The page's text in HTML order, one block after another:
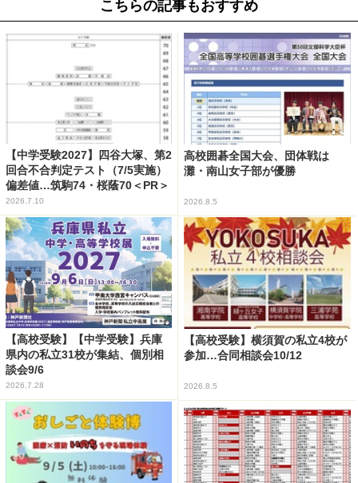
こちらの記事もおすすめ
【中学受験2027】四谷大塚、第2
回合不合判定テスト（7/5実施）
偏差値…筑駒74・桜蔭70＜PR＞
2026.7.10
高校囲碁全国大会、団体戦は
灘・南山女子部が優勝
2026.8.5
【高校受験】【中学受験】兵庫
県内の私立31校が集結、個別相
談会9/6
2026.7.28
【高校受験】横須賀の私立4校が
参加…合同相談会10/12
2026.8.5